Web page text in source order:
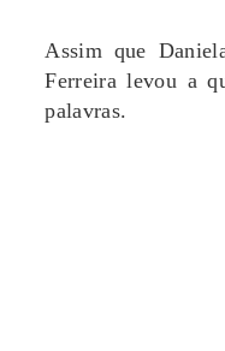
Assim que
Ferreira levou a
palavras.